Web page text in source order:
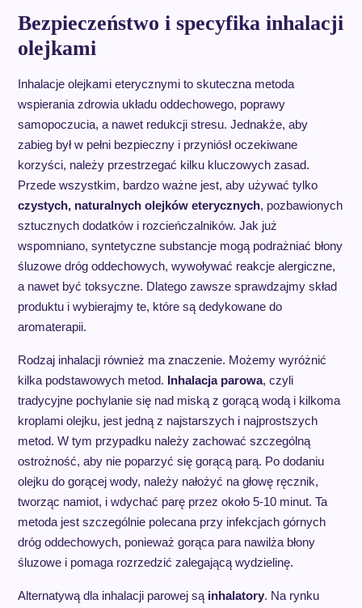
Bezpieczeństwo i specyfika inhalacji
olejkami
Inhalacje olejkami eterycznymi to skuteczna metoda
wspierania zdrowia układu oddechowego, poprawy
samopoczucia, a nawet redukcji stresu. Jednakże, aby
zabieg był w pełni bezpieczny i przyniósł oczekiwane
korzyści, należy przestrzegać kilku kluczowych zasad.
Przede wszystkim, bardzo ważne jest, aby używać tylko
czystych, naturalnych olejków eterycznych, pozbawionych
sztucznych dodatków i rozcieńczalników. Jak już
wspomniano, syntetyczne substancje mogą podrażniać błony
śluzowe dróg oddechowych, wywoływać reakcje alergiczne,
a nawet być toksyczne. Dlatego zawsze sprawdzajmy skład
produktu i wybierajmy te, które są dedykowane do
aromaterapii.
Rodzaj inhalacji również ma znaczenie. Możemy wyróżnić
kilka podstawowych metod. Inhalacja parowa, czyli
tradycyjne pochylanie się nad miską z gorącą wodą i kilkoma
kroplami olejku, jest jedną z najstarszych i najprostszych
metod. W tym przypadku należy zachować szczególną
ostrożność, aby nie poparzyć się gorącą parą. Po dodaniu
olejku do gorącej wody, należy nałożyć na głowę ręcznik,
tworząc namiot, i wdychać parę przez około 5-10 minut. Ta
metoda jest szczególnie polecana przy infekcjach górnych
dróg oddechowych, ponieważ gorąca para nawilża błony
śluzowe i pomaga rozrzedzić zalegającą wydzielinę.
Alternatywą dla inhalacji parowej są inhalatory. Na rynku